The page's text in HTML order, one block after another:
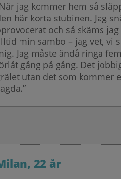
jag kommer hem så
här korta stubinen. Jag
och så skäms
min sambo – jag vet, vi
Jag måste ändå ringa
gång på gång. Det
utan det som kommer
22 år